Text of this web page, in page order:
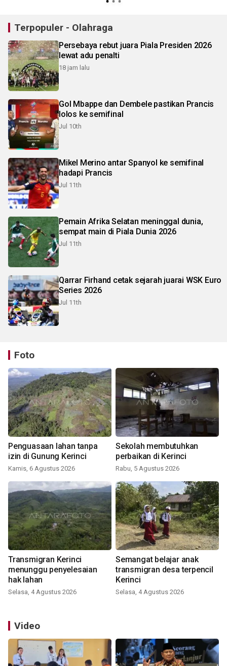
Terpopuler - Olahraga
Persebaya rebut juara Piala Presiden 2026
lewat adu penalti
18 jam lalu
Gol Mbappe dan Dembele pastikan Prancis
lolos ke semifinal
Jul 10th
Mikel Merino antar Spanyol ke semifinal
hadapi Prancis
Jul 11th
Pemain Afrika Selatan meninggal dunia,
sempat main di Piala Dunia 2026
Jul 11th
Qarrar Firhand cetak sejarah juarai WSK Euro
Series 2026
Jul 11th
Foto
Penguasaan lahan tanpa
izin di Gunung Kerinci
Kamis, 6 Agustus 2026
Sekolah membutuhkan
perbaikan di Kerinci
Rabu, 5 Agustus 2026
Transmigran Kerinci
menunggu penyelesaian
hak lahan
Selasa, 4 Agustus 2026
Semangat belajar anak
transmigran desa terpencil
Kerinci
Selasa, 4 Agustus 2026
Video